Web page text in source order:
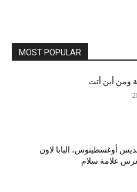
MOST POPULAR
ومن أين أتت
أوغسطينوس، البابا لاون
علامة سلام